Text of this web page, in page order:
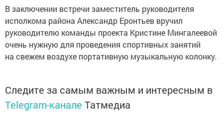
В заключении встречи заместитель руководителя
исполкома района Александр Еронтьев вручил
руководителю команды проекта Кристине Мингалеевой
очень нужную для проведения спортивных занятий
на свежем воздухе портативную музыкальную колонку.
Следите за самым важным и интересным в
Telegram-канале Татмедиа